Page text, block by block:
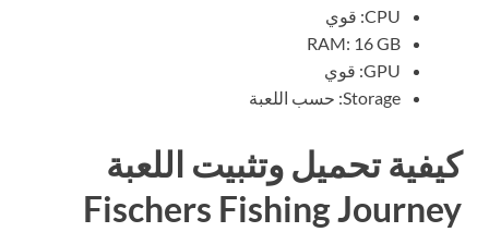
CPU: قوي
RAM: 16 GB
GPU: قوي
Storage: حسب اللعبة
كيفية تحميل وتثبيت اللعبة
Fischers Fishing Journey